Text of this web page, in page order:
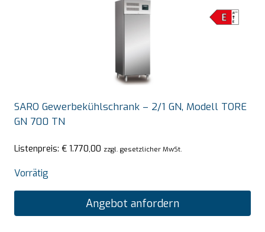
SARO Gewerbekühlschrank – 2/1 GN, Modell TORE
GN 700 TN
Listenpreis: € 1.770,00 zzgl. gesetzlicher MwSt.
Vorrätig
Angebot anfordern